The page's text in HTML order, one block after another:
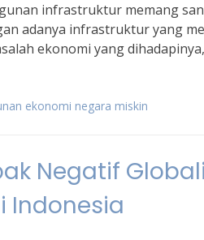
infrastruktur memang
adanya infrastruktur yang
ekonomi yang
ekonomi negara miskin
Negatif
Indonesia